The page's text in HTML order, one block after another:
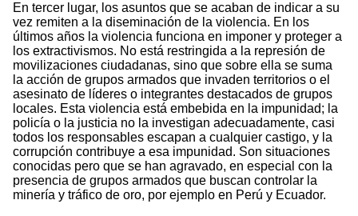
En tercer lugar, los asuntos que se acaban de indicar a su
vez remiten a la diseminación de la violencia. En los
últimos años la violencia funciona en imponer y proteger a
los extractivismos. No está restringida a la represión de
movilizaciones ciudadanas, sino que sobre ella se suma
la acción de grupos armados que invaden territorios o el
asesinato de líderes o integrantes destacados de grupos
locales. Esta violencia está embebida en la impunidad; la
policía o la justicia no la investigan adecuadamente, casi
todos los responsables escapan a cualquier castigo, y la
corrupción contribuye a esa impunidad. Son situaciones
conocidas pero que se han agravado, en especial con la
presencia de grupos armados que buscan controlar la
minería y tráfico de oro, por ejemplo en Perú y Ecuador.